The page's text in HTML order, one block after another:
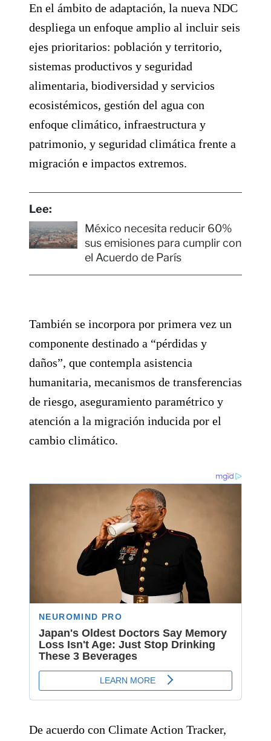
En el ámbito de adaptación, la nueva NDC
despliega un enfoque amplio al incluir seis
ejes prioritarios: población y territorio,
sistemas productivos y seguridad
alimentaria, biodiversidad y servicios
ecosistémicos, gestión del agua con
enfoque climático, infraestructura y
patrimonio, y seguridad climática frente a
migración e impactos extremos.
Lee:
México necesita reducir 60%
sus emisiones para cumplir con
el Acuerdo de París
También se incorpora por primera vez un
componente destinado a “pérdidas y
daños”, que contempla asistencia
humanitaria, mecanismos de transferencias
de riesgo, aseguramiento paramétrico y
atención a la migración inducida por el
cambio climático.
De acuerdo con Climate Action Tracker,